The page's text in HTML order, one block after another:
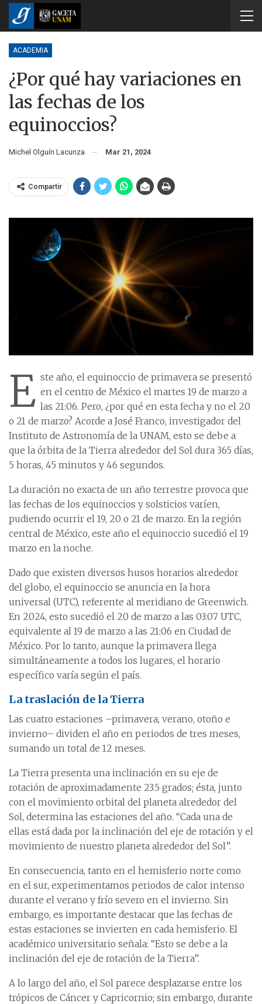
ACADEMIA
¿Por qué hay variaciones en
las fechas de los
equinoccios?
Michel Olguín Lacunza Mar 21, 2024
Compartir
E ste año, el equinoccio de primavera se presentó
en el centro de México el martes 19 de marzo a
las 21:06. Pero, ¿por qué en esta fecha y no el 20
o 21 de marzo? Acorde a José Franco, investigador del
Instituto de Astronomía de la UNAM, esto se debe a
que la órbita de la Tierra alrededor del Sol dura 365 días,
5 horas, 45 minutos y 46 segundos.
La duración no exacta de un año terrestre provoca que
las fechas de los equinoccios y solsticios varíen,
pudiendo ocurrir el 19, 20 o 21 de marzo. En la región
central de México, este año el equinoccio sucedió el 19
marzo en la noche.
Dado que existen diversos husos horarios alrededor
del globo, el equinoccio se anuncia en la hora
universal (UTC), referente al meridiano de Greenwich.
En 2024, esto sucedió el 20 de marzo a las 03:07 UTC,
equivalente al 19 de marzo a las 21:06 en Ciudad de
México. Por lo tanto, aunque la primavera llega
simultáneamente a todos los lugares, el horario
específico varía según el país.
La traslación de la Tierra
Las cuatro estaciones –primavera, verano, otoño e
invierno– dividen el año en periodos de tres meses,
sumando un total de 12 meses.
La Tierra presenta una inclinación en su eje de
rotación de aproximadamente 23.5 grados; ésta, junto
con el movimiento orbital del planeta alrededor del
Sol, determina las estaciones del año. “Cada una de
ellas está dada por la inclinación del eje de rotación y el
movimiento de nuestro planeta alrededor del Sol”.
En consecuencia, tanto en el hemisferio norte como
en el sur, experimentamos periodos de calor intenso
durante el verano y frío severo en el invierno. Sin
embargo, es importante destacar que las fechas de
estas estaciones se invierten en cada hemisferio. El
académico universitario señala: “Esto se debe a la
inclinación del eje de rotación de la Tierra”.
A lo largo del año, el Sol parece desplazarse entre los
trópicos de Cáncer y Capricornio; sin embargo, durante